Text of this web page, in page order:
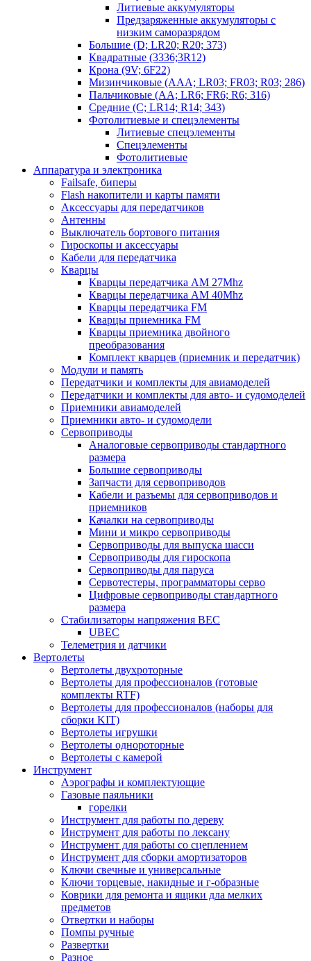
Литиевые аккумуляторы
Предзаряженные аккумуляторы с
низким саморазрядом
Большие (D; LR20; R20; 373)
Квадратные (3336;3R12)
Крона (9V; 6F22)
Мизинчиковые (AAA; LR03; FR03; R03; 286)
Пальчиковые (AA; LR6; FR6; R6; 316)
Средние (C; LR14; R14; 343)
Фотолитиевые и спецэлементы
Литиевые спецэлементы
Спецэлементы
Фотолитиевые
Аппаратура и электроника
Failsafe, биперы
Flash накопители и карты памяти
Аксессуары для передатчиков
Антенны
Выключатель бортового питания
Гироскопы и аксессуары
Кабели для передатчика
Кварцы
Кварцы передатчика AM 27Mhz
Кварцы передатчика AM 40Mhz
Кварцы передатчика FM
Кварцы приемника FM
Кварцы приемника двойного
преобразования
Комплект кварцев (приемник и передатчик)
Модули и память
Передатчики и комплекты для авиамоделей
Передатчики и комплекты для авто- и судомоделей
Приемники авиамоделей
Приемники авто- и судомодели
Сервоприводы
Аналоговые сервоприводы стандартного
размера
Большие сервоприводы
Запчасти для сервоприводов
Кабели и разъемы для сервоприводов и
приемников
Качалки на сервоприводы
Мини и микро сервоприводы
Сервоприводы для выпуска шасси
Сервоприводы для гироскопа
Сервоприводы для паруса
Сервотестеры, программаторы серво
Цифровые сервоприводы стандартного
размера
Стабилизаторы напряжения BEC
UBEC
Телеметрия и датчики
Вертолеты
Вертолеты двухроторные
Вертолеты для профессионалов (готовые
комплекты RTF)
Вертолеты для профессионалов (наборы для
сборки KIT)
Вертолеты игрушки
Вертолеты однороторные
Вертолеты с камерой
Инструмент
Аэрографы и комплектующие
Газовые паяльники
горелки
Инструмент для работы по дереву
Инструмент для работы по лексану
Инструмент для работы со сцеплением
Инструмент для сборки амортизаторов
Ключи свечные и универсальные
Ключи торцевые, накидные и г-образные
Коврики для ремонта и ящики дла мелких
предметов
Отвертки и наборы
Помпы ручные
Развертки
Разное